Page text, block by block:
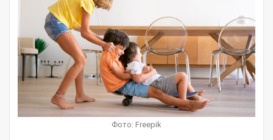
Фото: Freepik